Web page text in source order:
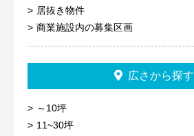
居抜き物件
商業施設内の募集区画
広さから探す
～10坪
11~30坪